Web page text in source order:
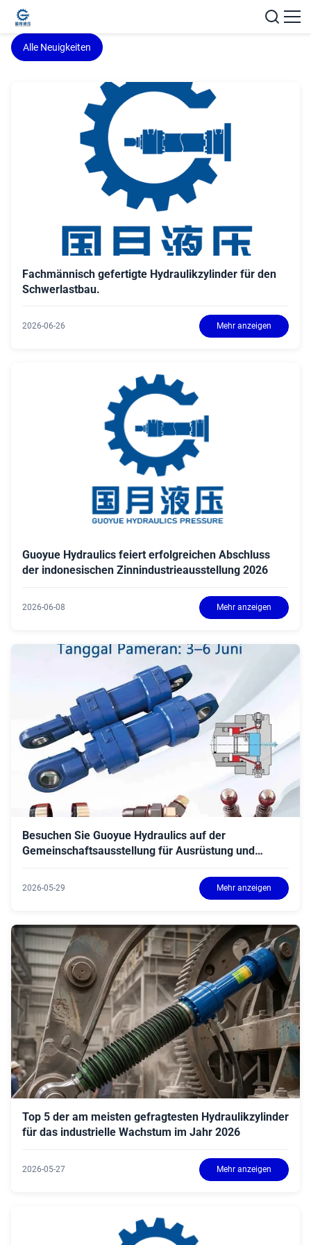
Alle Neuigkeiten
Fachmännisch gefertigte Hydraulikzylinder für den
Schwerlastbau.
2026-06-26 Mehr anzeigen
Guoyue Hydraulics feiert erfolgreichen Abschluss
der indonesischen Zinnindustrieausstellung 2026
2026-06-08 Mehr anzeigen
Besuchen Sie Guoyue Hydraulics auf der
Gemeinschaftsausstellung für Ausrüstung und
2026-05-29 Mehr anzeigen
Top 5 der am meisten gefragtesten Hydraulikzylinder
für das industrielle Wachstum im Jahr 2026
2026-05-27 Mehr anzeigen